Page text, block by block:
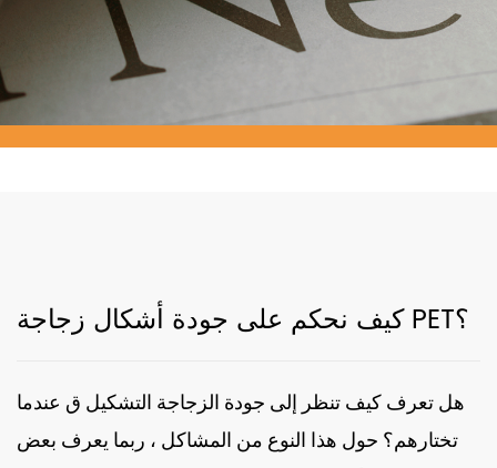
كيف نحكم على جودة أشكال زجاجة PET؟
هل تعرف كيف تنظر إلى جودة الزجاجة التشكيل ق عندما
تختارهم؟ حول هذا النوع من المشاكل ، ربما يعرف بعض